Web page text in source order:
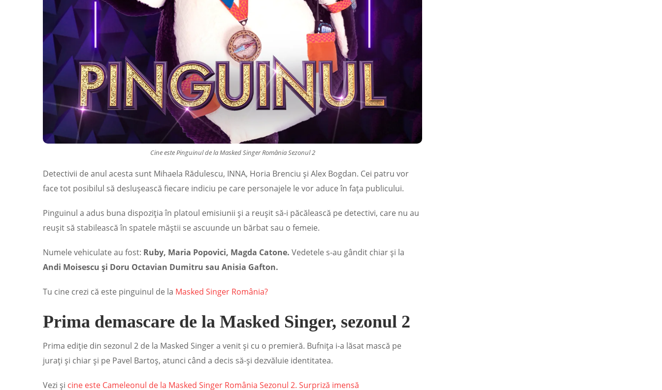
Cine este Pinguinul de la Masked Singer România Sezonul 2
Detectivii de anul acesta sunt Mihaela Rădulescu, INNA, Horia Brenciu și Alex Bogdan. Cei patru vor
face tot posibilul să deslușească fiecare indiciu pe care personajele le vor aduce în fața publicului.
Pinguinul a adus buna dispoziția în platoul emisiunii și a reușit să-i păcălească pe detectivi, care nu au
reușit să stabilească în spatele măștii se ascuunde un bărbat sau o femeie.
Numele vehiculate au fost: Ruby, Maria Popovici, Magda Catone. Vedetele s-au gândit chiar și la
Andi Moisescu și Doru Octavian Dumitru sau Anisia Gafton.
Tu cine crezi că este pinguinul de la Masked Singer România?
Prima demascare de la Masked Singer, sezonul 2
Prima ediție din sezonul 2 de la Masked Singer a venit și cu o premieră. Bufnița i-a lăsat mască pe
jurați și chiar și pe Pavel Bartoș, atunci când a decis să-și dezvăluie identitatea.
Vezi și cine este Cameleonul de la Masked Singer România Sezonul 2. Surpriză imensă